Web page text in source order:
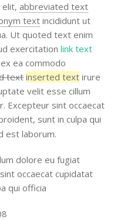
elit,abbreviated text
textincididunt ut
Utquoted text enim
exercitationlink text
ea commodo
textinserted text irure
velit esse cillum
Excepteur sint occaecat
sunt in culpa qui
est laborum.
dolore eu fugiat
occaecat cupidatat
qui officia